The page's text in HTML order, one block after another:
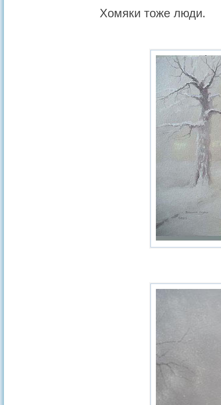
Хомяки тоже люди.